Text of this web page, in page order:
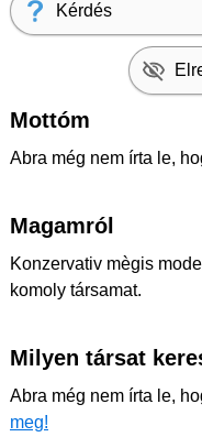
Kérdés
Mottóm
Abra még nem írta le,
Magamról
Konzervativ mègis
komoly társamat.
Milyen társat
Abra még nem írta le,
meg!